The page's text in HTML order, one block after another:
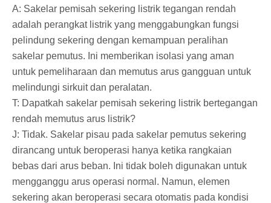
A: Sakelar pemisah sekering listrik tegangan rendah
adalah perangkat listrik yang menggabungkan fungsi
pelindung sekering dengan kemampuan peralihan
sakelar pemutus. Ini memberikan isolasi yang aman
untuk pemeliharaan dan memutus arus gangguan untuk
melindungi sirkuit dan peralatan.
T: Dapatkah sakelar pemisah sekering listrik bertegangan
rendah memutus arus listrik?
J: Tidak. Sakelar pisau pada sakelar pemutus sekering
dirancang untuk beroperasi hanya ketika rangkaian
bebas dari arus beban. Ini tidak boleh digunakan untuk
mengganggu arus operasi normal. Namun, elemen
sekering akan beroperasi secara otomatis pada kondisi